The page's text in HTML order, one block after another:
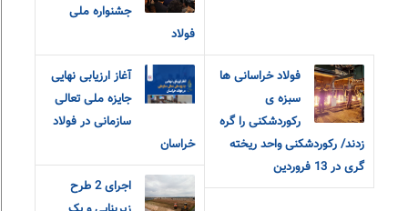
جشنواره ملی
فولاد
فولاد خراسانی ها
سبزه ی
رکوردشکنی را گره
زدند/ رکوردشکنی واحد ریخته
گری در 13 فروردین
آغاز ارزیابی نهایی
جایزه ملی تعالی
سازمانی در فولاد
خراسان
اجرای 2 طرح